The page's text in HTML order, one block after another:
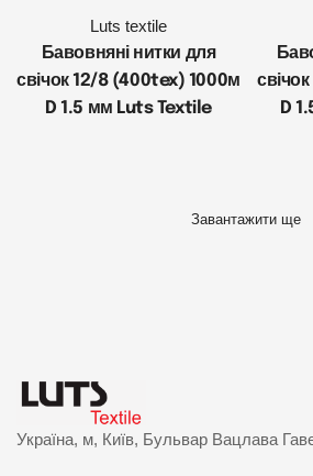
Luts textile
Бавовняні нитки для
свічок 12/8 (400tex) 1000м
D 1.5 мм Luts Textile
D
Україна, м, Київ, Бульвар Вацлава